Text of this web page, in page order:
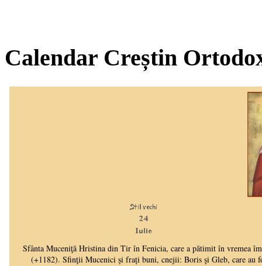
Calendar Creștin